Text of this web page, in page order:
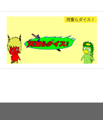
河童らダイス！